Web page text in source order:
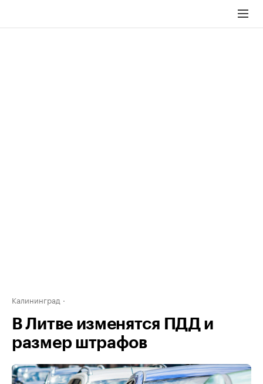
Калининград
В Литве изменятся ПДД и
размер штрафов